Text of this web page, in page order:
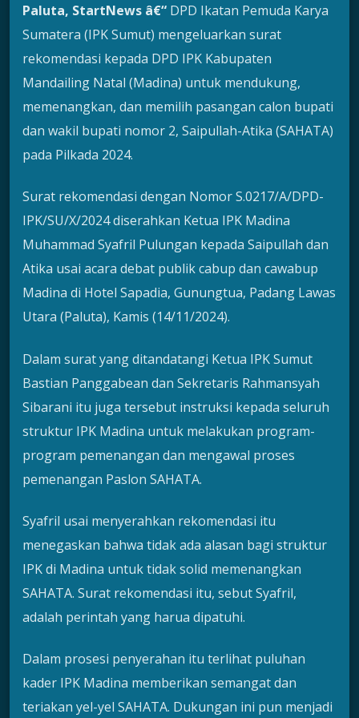
Paluta, StartNews â€“ DPD Ikatan Pemuda Karya
Sumatera (IPK Sumut) mengeluarkan surat
rekomendasi kepada DPD IPK Kabupaten
Mandailing Natal (Madina) untuk mendukung,
memenangkan, dan memilih pasangan calon bupati
dan wakil bupati nomor 2, Saipullah-Atika (SAHATA)
pada Pilkada 2024.
Surat rekomendasi dengan Nomor S.0217/A/DPD-
IPK/SU/X/2024 diserahkan Ketua IPK Madina
Muhammad Syafril Pulungan kepada Saipullah dan
Atika usai acara debat publik cabup dan cawabup
Madina di Hotel Sapadia, Gunungtua, Padang Lawas
Utara (Paluta), Kamis (14/11/2024).
Dalam surat yang ditandatangi Ketua IPK Sumut
Bastian Panggabean dan Sekretaris Rahmansyah
Sibarani itu juga tersebut instruksi kepada seluruh
struktur IPK Madina untuk melakukan program-
program pemenangan dan mengawal proses
pemenangan Paslon SAHATA.
Syafril usai menyerahkan rekomendasi itu
menegaskan bahwa tidak ada alasan bagi struktur
IPK di Madina untuk tidak solid memenangkan
SAHATA. Surat rekomendasi itu, sebut Syafril,
adalah perintah yang harua dipatuhi.
Dalam prosesi penyerahan itu terlihat puluhan
kader IPK Madina memberikan semangat dan
teriakan yel-yel SAHATA. Dukungan ini pun menjadi